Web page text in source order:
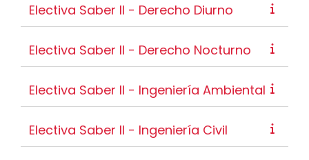
Electiva Saber II - Derecho Diurno
Electiva Saber II - Derecho Nocturno
Electiva Saber II - Ingeniería Ambiental
Electiva Saber II - Ingeniería Civil